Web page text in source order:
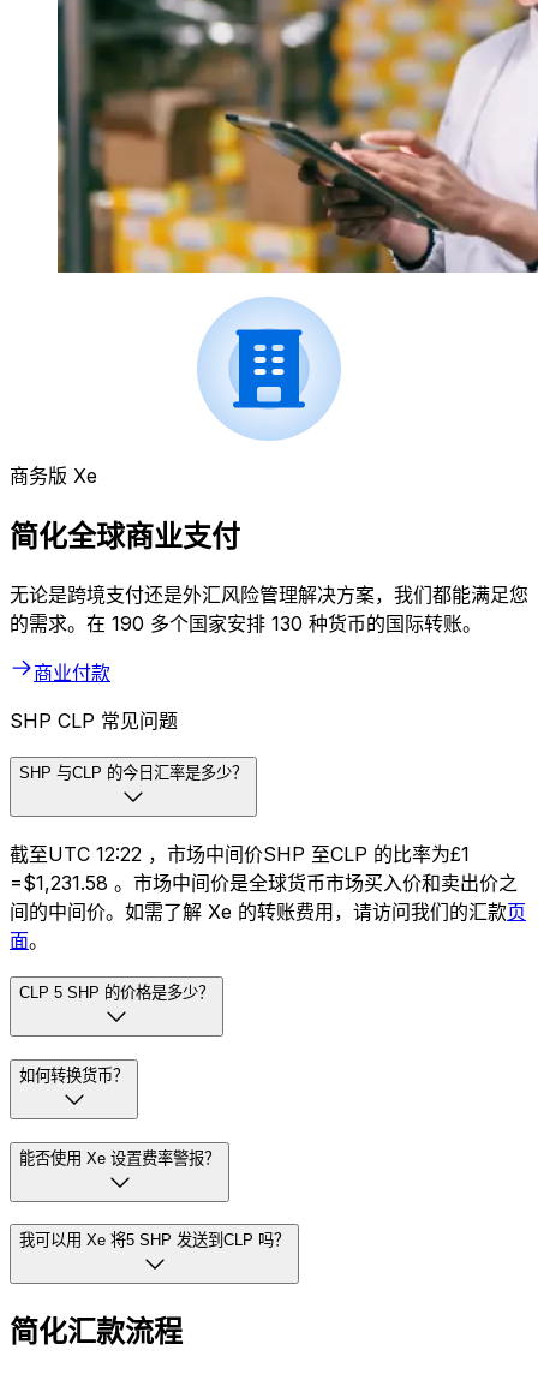
商务版 Xe
简化全球商业支付
无论是跨境支付还是外汇风险管理解决方案，我们都能满足您
的需求。在 190 多个国家安排 130 种货币的国际转账。
商业付款
SHP CLP 常见问题
SHP 与CLP 的今日汇率是多少？
截至UTC 12:22 ，市场中间价SHP 至CLP 的比率为£1
=$1,231.58 。市场中间价是全球货币市场买入价和卖出价之
间的中间价。如需了解 Xe 的转账费用，请访问我们的汇款页
面。
CLP 5 SHP 的价格是多少？
如何转换货币？
能否使用 Xe 设置费率警报？
我可以用 Xe 将5 SHP 发送到CLP 吗？
简化汇款流程